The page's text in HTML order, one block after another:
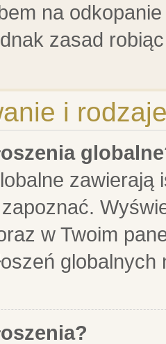
na
zasad
i
zapoznać.
w Twoim